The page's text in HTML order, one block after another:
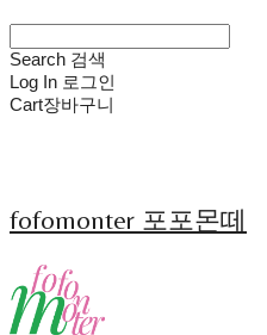
Search 검색
Log In 로그인
Cart장바구니
fofomonter 포포몬떼